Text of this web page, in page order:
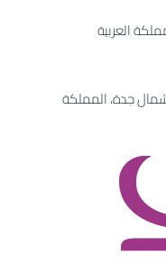
النهضة، جدة 23523، المملكة العربية
شمال جدة، المملكة